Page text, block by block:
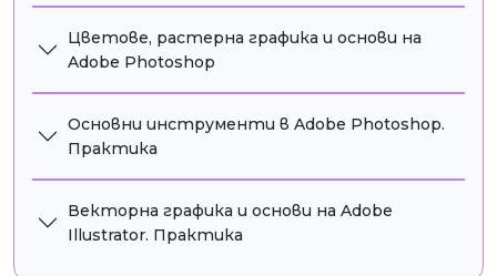
визуална идентичност, които правят
брандовете разпознаваеми и запомнящи
се.
Цветове, растерна графика и основи на
Adobe Photoshop
Основни инструменти в Adobe Photoshop.
Практика
Векторна графика и основи на Adobe
Illustrator. Практика